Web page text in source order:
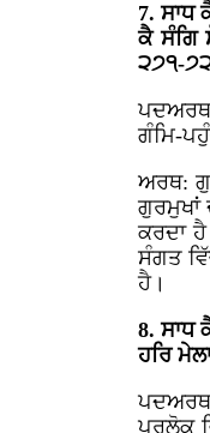
7. ਸਾਧ
ਕੈ ਸੰਗਿ
੨੭੧-
ਗੰਮਿ-
ਅਰਥ:
ਗੁਰਮੁਖਾਂ
ਕਰਦਾ
ਸੰਗਤ
ਹੈ।
8. ਸਾਧ
ਹਰਿ
ਪਰਲੋਕ